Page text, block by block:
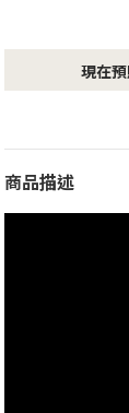
現在
商品描述